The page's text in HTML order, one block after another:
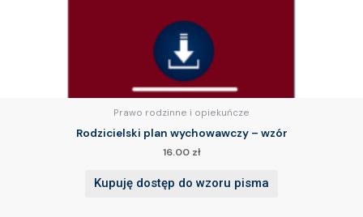
Prawo rodzinne i opiekuńcze
Rodzicielski plan wychowawczy – wzór
16.00 zł
Kupuję dostęp do wzoru pisma